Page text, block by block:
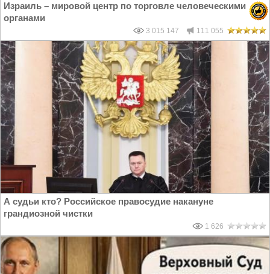
Израиль – мировой центр по торговле человеческими
органами
3 015 147 111 055
А судьи кто? Российское правосудие накануне
грандиозной чистки
1 626